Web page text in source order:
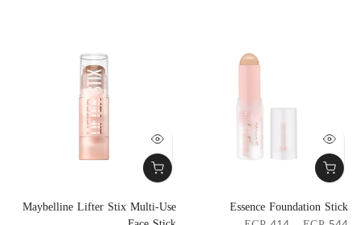
Maybelline Lifter Stix Multi-Use
Essence Foundation Stick